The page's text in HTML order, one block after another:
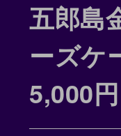
五郎島
ー
5,000円